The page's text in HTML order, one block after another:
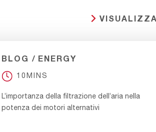
BLOG ENERGY
10MINS
L’importanza della filtrazione dell’aria nella
potenza dei motori alternativi